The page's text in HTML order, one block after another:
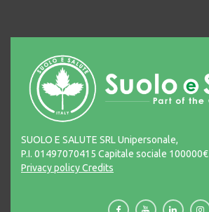
SUOLO E SALUTE SRL Unipersonale,
P.I. 01497070415 Capitale sociale 100000€
Privacy policyCredits